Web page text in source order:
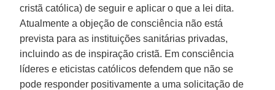
cristã católica) de seguir e aplicar o que a lei dita.
Atualmente a objeção de consciência não está
prevista para as instituições sanitárias privadas,
incluindo as de inspiração cristã. Em consciência
líderes e eticistas católicos defendem que não se
pode responder positivamente a uma solicitação de